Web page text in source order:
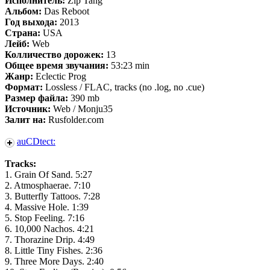
Альбом: Das Reboot
Год выхода: 2013
Страна: USA
Лейб: Web
Колличество дорожек: 13
Общее время звучания: 53:23 min
Жанр: Eclectic Prog
Формат: Lossless / FLAC, tracks (no .log, no .cue)
Размер файла: 390 mb
Источник: Web / Monju35
Залит на: Rusfolder.com
auCDtect:
Tracks:
1. Grain Of Sand. 5:27
2. Atmosphaerae. 7:10
3. Butterfly Tattoos. 7:28
4. Massive Hole. 1:39
5. Stop Feeling. 7:16
6. 10,000 Nachos. 4:21
7. Thorazine Drip. 4:49
8. Little Tiny Fishes. 2:36
9. Three More Days. 2:40